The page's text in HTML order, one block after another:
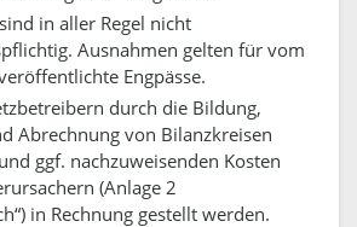
in aller Regel nicht
Ausnahmen gelten für vom
Engpässe.
durch die Bildung,
Abrechnung von Bilanzkreisen
ggf. nachzuweisenden Kosten
(Anlage 2
in Rechnung gestellt werden.